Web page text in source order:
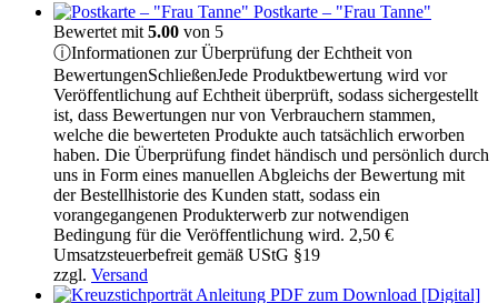
Postkarte – "Frau Tanne"
Bewertet mit 5.00 von 5
ⓘInformationen zur Überprüfung der Echtheit von
BewertungenSchließenJede Produktbewertung wird vor
Veröffentlichung auf Echtheit überprüft, sodass sichergestellt
ist, dass Bewertungen nur von Verbrauchern stammen,
welche die bewerteten Produkte auch tatsächlich erworben
haben. Die Überprüfung findet händisch und persönlich durch
uns in Form eines manuellen Abgleichs der Bewertung mit
der Bestellhistorie des Kunden statt, sodass ein
vorangegangenen Produkterwerb zur notwendigen
Bedingung für die Veröffentlichung wird. 2,50 €
Umsatzsteuerbefreit gemäß UStG §19
zzgl. Versand